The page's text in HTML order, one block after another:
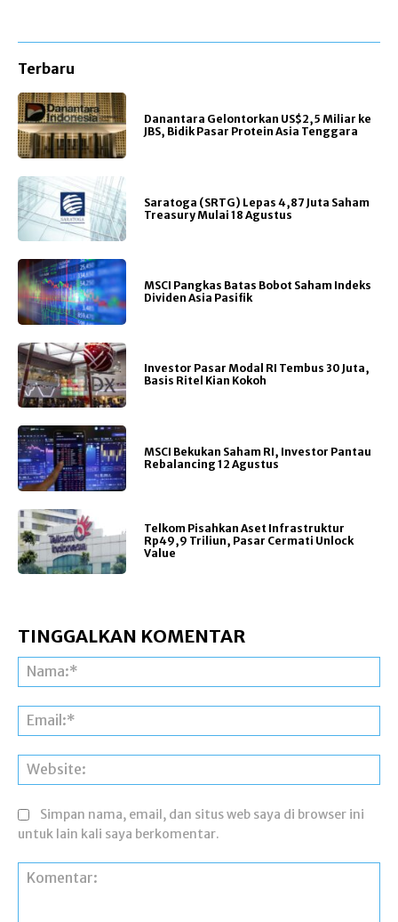
Terbaru
Danantara Gelontorkan US$2,5 Miliar ke
JBS, Bidik Pasar Protein Asia Tenggara
Saratoga (SRTG) Lepas 4,87 Juta Saham
Treasury Mulai 18 Agustus
MSCI Pangkas Batas Bobot Saham Indeks
Dividen Asia Pasifik
Investor Pasar Modal RI Tembus 30 Juta,
Basis Ritel Kian Kokoh
MSCI Bekukan Saham RI, Investor Pantau
Rebalancing 12 Agustus
Telkom Pisahkan Aset Infrastruktur
Rp49,9 Triliun, Pasar Cermati Unlock
Value
TINGGALKAN KOMENTAR
Simpan nama, email, dan situs web saya di browser ini
untuk lain kali saya berkomentar.